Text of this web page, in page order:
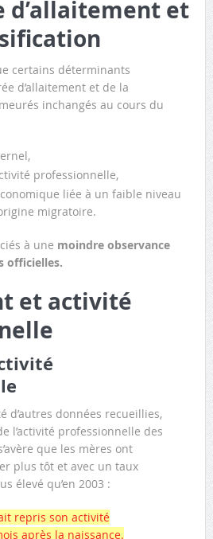
d’allaitement et
certains déterminants
d’allaitement et de la
inchangés au cours du
professionnelle,
liée à un faible niveau
migratoire.
à une moindre observance
officielles.
et activité
d’autres données recueillies,
l’activité professionnelle des
que les mères ont
plus tôt et avec un taux
élevé qu’en 2003 :
repris son activité
après la naissance.